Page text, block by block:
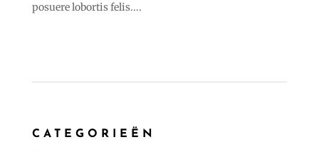
posuere lobortis felis....
CATEGORIEËN